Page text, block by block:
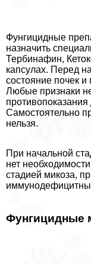
Фунгицидные
назначить
Тербинафин,
капсулах. Перед
состояние почек и
Любые признаки
Самостоятельно
нельзя.
При начальной
нет
стадией микоза,
Фунгицидные